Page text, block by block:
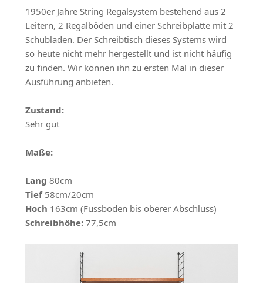
1950er Jahre String Regalsystem bestehend aus 2
Leitern, 2 Regalböden und einer Schreibplatte mit 2
Schubladen. Der Schreibtisch dieses Systems wird
so heute nicht mehr hergestellt und ist nicht häufig
zu finden. Wir können ihn zu ersten Mal in dieser
Ausführung anbieten.
Zustand:
Sehr gut
Maße:
Lang 80cm
Tief 58cm/20cm
Hoch 163cm (Fussboden bis oberer Abschluss)
Schreibhöhe:77,5cm